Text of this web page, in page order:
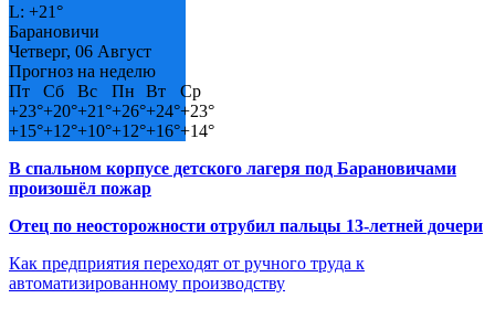
L: +21°
Барановичи
Четверг, 06 Август
Прогноз на неделю
Пт
Сб Вс Пн Вт
Ср
+23°+20°+21°+26°+24°+23°
+15°+12°+10°+12°+16°+14°
В спальном корпусе детского лагеря под Барановичами
произошёл пожар
Отец по неосторожности отрубил пальцы 13-летней дочери
Как предприятия переходят от ручного труда к
автоматизированному производству